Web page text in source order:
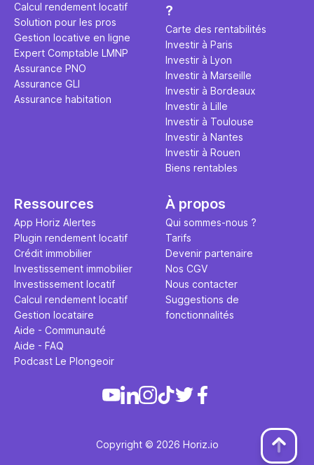
ce secret
études et
Calcul rendement locatif
Solution pour les pros
Gestion locative en ligne
Expert Comptable LMNP
Assurance PNO
Assurance GLI
Assurance habitation
?
Carte des rentabilités
Investir à Paris
Investir à Lyon
Investir à Marseille
Investir à Bordeaux
Investir à Lille
Investir à Toulouse
Investir à Nantes
Investir à Rouen
Biens rentables
Ressources
App Horiz Alertes
Plugin rendement locatif
Crédit immobilier
Investissement immobilier
Investissement locatif
Calcul rendement locatif
Gestion locataire
Aide - Communauté
Aide - FAQ
Podcast Le Plongeoir
À propos
Qui sommes-nous ?
Tarifs
Devenir partenaire
Nos CGV
Nous contacter
Suggestions de
fonctionnalités
Copyright © 2026 Horiz.io